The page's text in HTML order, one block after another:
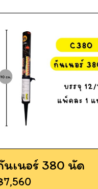
นเนอร์ 380 นัด
7,560